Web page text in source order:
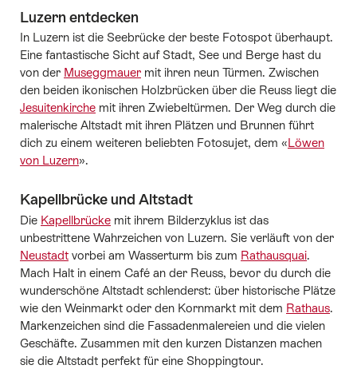
Luzern entdecken
In Luzern ist die Seebrücke der beste Fotospot überhaupt.
Eine fantastische Sicht auf Stadt, See und Berge hast du
von der Museggmauer mit ihren neun Türmen. Zwischen
den beiden ikonischen Holzbrücken über die Reuss liegt die
Jesuitenkirche mit ihren Zwiebeltürmen. Der Weg durch die
malerische Altstadt mit ihren Plätzen und Brunnen führt
dich zu einem weiteren beliebten Fotosujet, dem «Löwen
von Luzern».
Kapellbrücke und Altstadt
Die Kapellbrücke mit ihrem Bilderzyklus ist das
unbestrittene Wahrzeichen von Luzern. Sie verläuft von der
Neustadt vorbei am Wasserturm bis zum Rathausquai.
Mach Halt in einem Café an der Reuss, bevor du durch die
wunderschöne Altstadt schlenderst: über historische Plätze
wie den Weinmarkt oder den Kornmarkt mit dem Rathaus.
Markenzeichen sind die Fassadenmalereien und die vielen
Geschäfte. Zusammen mit den kurzen Distanzen machen
sie die Altstadt perfekt für eine Shoppingtour.